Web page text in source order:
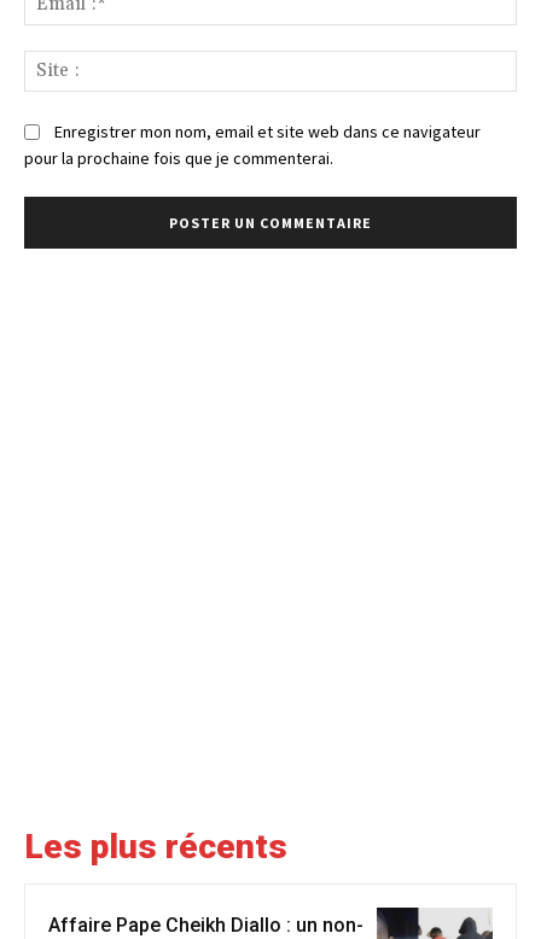
:*
:
Enregistrer mon nom, email et site web dans ce navigateur
pour la prochaine fois que je commenterai.
Les plus récents
Affaire Pape Cheikh Diallo : un non-